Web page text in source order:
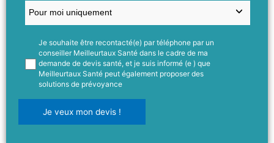
Je souhaite être recontacté(e) par téléphone par un
conseiller Meilleurtaux Santé dans le cadre de ma
demande de devis santé, et je suis informé (e ) que
Meilleurtaux Santé peut également proposer des
solutions de prévoyance
Je veux mon devis !